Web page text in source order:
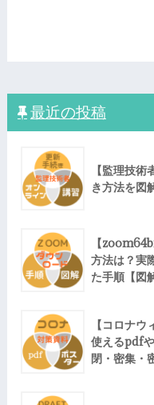
最近の投稿
【監理技
き方法を図
【
方法は？実
た手順【図
【コロナ
使えるpdf
閉・密集・